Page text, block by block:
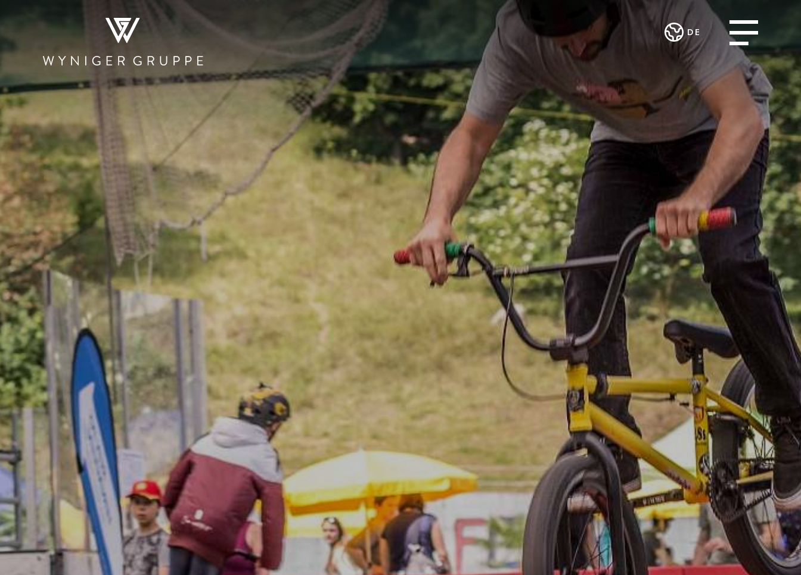
DE
English
Open menu
NEWS & MEDIEN
RESTAURATION
Restaurants und
Bars
Kantinen und
Mensen
PIER Bäder by
Ryago
KUNSCHTI by
Ryago
SET
Hotel.Residence
by Teufelhof Basel
Waldhaus beider
Basel
PRODUKTION
Stadtmauer Brauer
Rösterei
Rheinbrand
Ladenlokale
CATERING UND
EVENTS
Verpflegungs-
Service
Events
Event-Plattform
Klybeck 610
Downtown Basel
FACILITY
MANAGEMENT
WIN Services
DIENSTLEISTUNGEN
UND PROJEKTE
Beratung und
Outsourcing
Einkaufsgemeinschaft
ARBEITSINTEGRATION
UND SOZIALES
ENGAGEMENT
Verein MALIAN
KUNST UND
KULTUR
Theater im
Teufelhof
Radio Waldhaus
FM